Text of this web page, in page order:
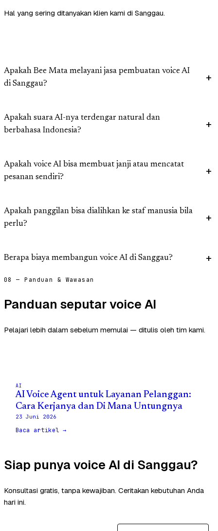
Hal yang sering ditanyakan klien kami di Sanggau.
Apakah Bee Mata melayani jasa pembuatan voice AI
di Sanggau?
Apakah suara AI-nya terdengar natural dan
berbahasa Indonesia?
Apakah voice AI bisa membuat janji atau mencatat
pesanan sendiri?
Apakah panggilan bisa dialihkan ke staf manusia bila
perlu?
Berapa biaya membangun voice AI di Sanggau?
08 — Panduan & Wawasan
Panduan seputar voice AI
Pelajari lebih dalam sebelum memulai — ditulis oleh tim kami.
AI
AI Voice Agent untuk Layanan Pelanggan:
Cara Kerjanya dan Di Mana Untungnya
23 Juni 2026
Baca artikel →
Siap punya voice AI di Sanggau?
Konsultasi gratis, tanpa kewajiban. Ceritakan kebutuhan Anda
hari ini.